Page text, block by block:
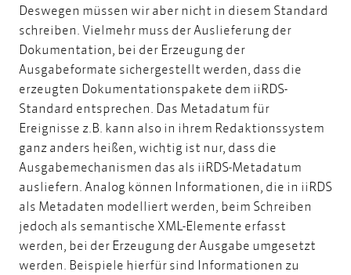
Deswegen müssen wir aber nicht in diesem Standard
schreiben. Vielmehr muss der Auslieferung der
Dokumentation, bei der Erzeugung der
Ausgabeformate sichergestellt werden, dass die
erzeugten Dokumentationspakete dem iiRDS-
Standard entsprechen. Das Metadatum für
Ereignisse z.B. kann also in ihrem Redaktionssystem
ganz anders heißen, wichtig ist nur, dass die
Ausgabemechanismen das als iiRDS-Metadatum
ausliefern. Analog können Informationen, die in iiRDS
als Metadaten modelliert werden, beim Schreiben
jedoch als semantische XML-Elemente erfasst
werden, bei der Erzeugung der Ausgabe umgesetzt
werden. Beispiele hierfür sind Informationen zu